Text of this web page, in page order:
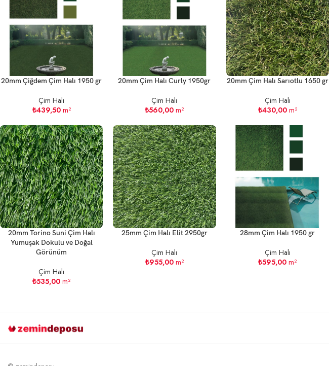
20mm Çiğdem Çim Halı 1950 gr
Çim Halı
₺439,50m²
20mm Çim Halı Curly 1950gr
Çim Halı
₺560,00 m²
20mm Çim Halı Sarıotlu 1650 gr
Çim Halı
₺430,00m²
20mm Torino Suni Çim Halı
Yumuşak Dokulu ve Doğal
Görünüm
Çim Halı
₺535,00 m²
25mm Çim Halı Elit 2950gr
Çim Halı
₺955,00m²
28mm Çim Halı 1950 gr
Çim Halı
₺595,00 m²